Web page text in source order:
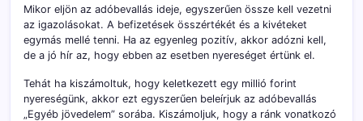
Mikor eljön az adóbevallás ideje, egyszerűen össze kell vezetni
az igazolásokat. A befizetések összértékét és a kivéteket
egymás mellé tenni. Ha az egyenleg pozitív, akkor adózni kell,
de a jó hír az, hogy ebben az esetben nyereséget értünk el.
Tehát ha kiszámoltuk, hogy keletkezett egy millió forint
nyereségünk, akkor ezt egyszerűen beleírjuk az adóbevallás
„Egyéb jövedelem” sorába. Kiszámoljuk, hogy a ránk vonatkozó